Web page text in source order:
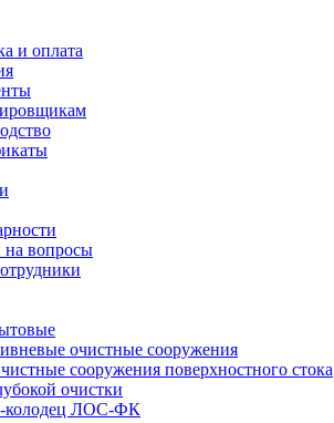
и оплата
на вопросы
очистные сооружения
сооружения поверхностного стока
очистки
колодец ЛОС-ФК